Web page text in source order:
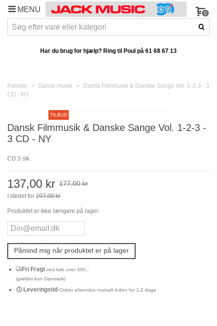
MENU 0
Har du brug for hjælp? Ring til Poul på 61 68 67 13
Forside > Dansk musik >
Dansk Filmmusik & Danske Sange Vol. 1-2-3 - 3
CD - NY
TILBUD
Dansk Filmmusik & Danske Sange Vol. 1-2-3 -
3 CD - NY
CD 3 stk.
137,00 kr 177,00 kr
I stedet for 207,00 kr
Produktet er ikke længere på lager
Påmind mig når produktet er på lager
Fri Fragt ved køb over 500,-
(gælder kun Danmark)
Leveringstid Ordrer afsendes normalt inden for 1-2 dage